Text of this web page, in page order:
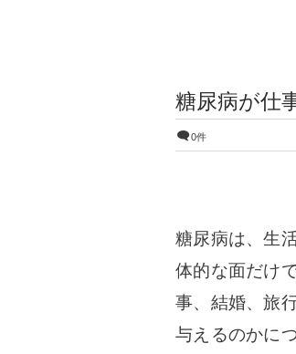
糖尿病が仕
0件
糖尿病は、生
体的な面だけ
事、結婚、旅
与えるのかに